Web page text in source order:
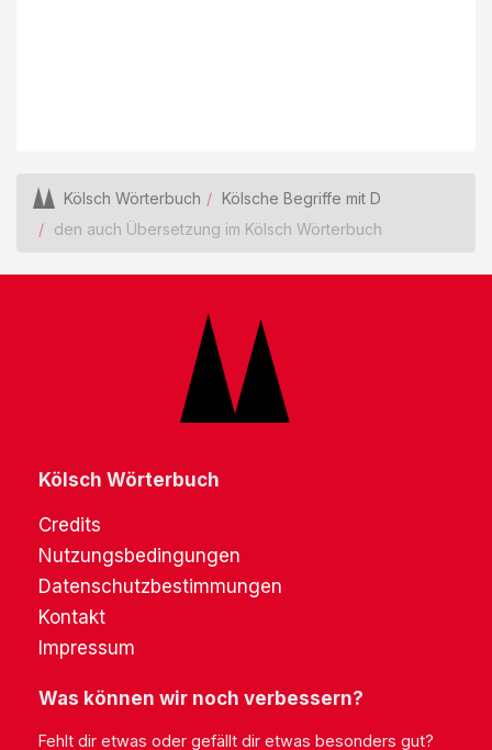
Kölsch Wörterbuch
Kölsche Begriffe mit D
den auch Übersetzung im Kölsch Wörterbuch
Kölsch Wörterbuch
Credits
Nutzungsbedingungen
Datenschutzbestimmungen
Kontakt
Impressum
Was können wir noch verbessern?
Fehlt dir etwas oder gefällt dir etwas besonders gut?